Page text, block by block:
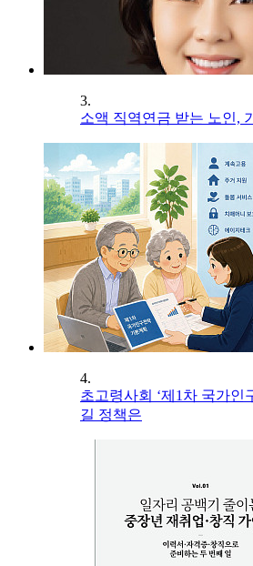
3.
소액 직역연금 받는 노인,
4.
초고령사회 ‘제1차 국가인
길 정책은